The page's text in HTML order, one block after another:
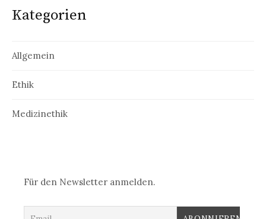
Kategorien
Allgemein
Ethik
Medizinethik
Für den Newsletter anmelden.